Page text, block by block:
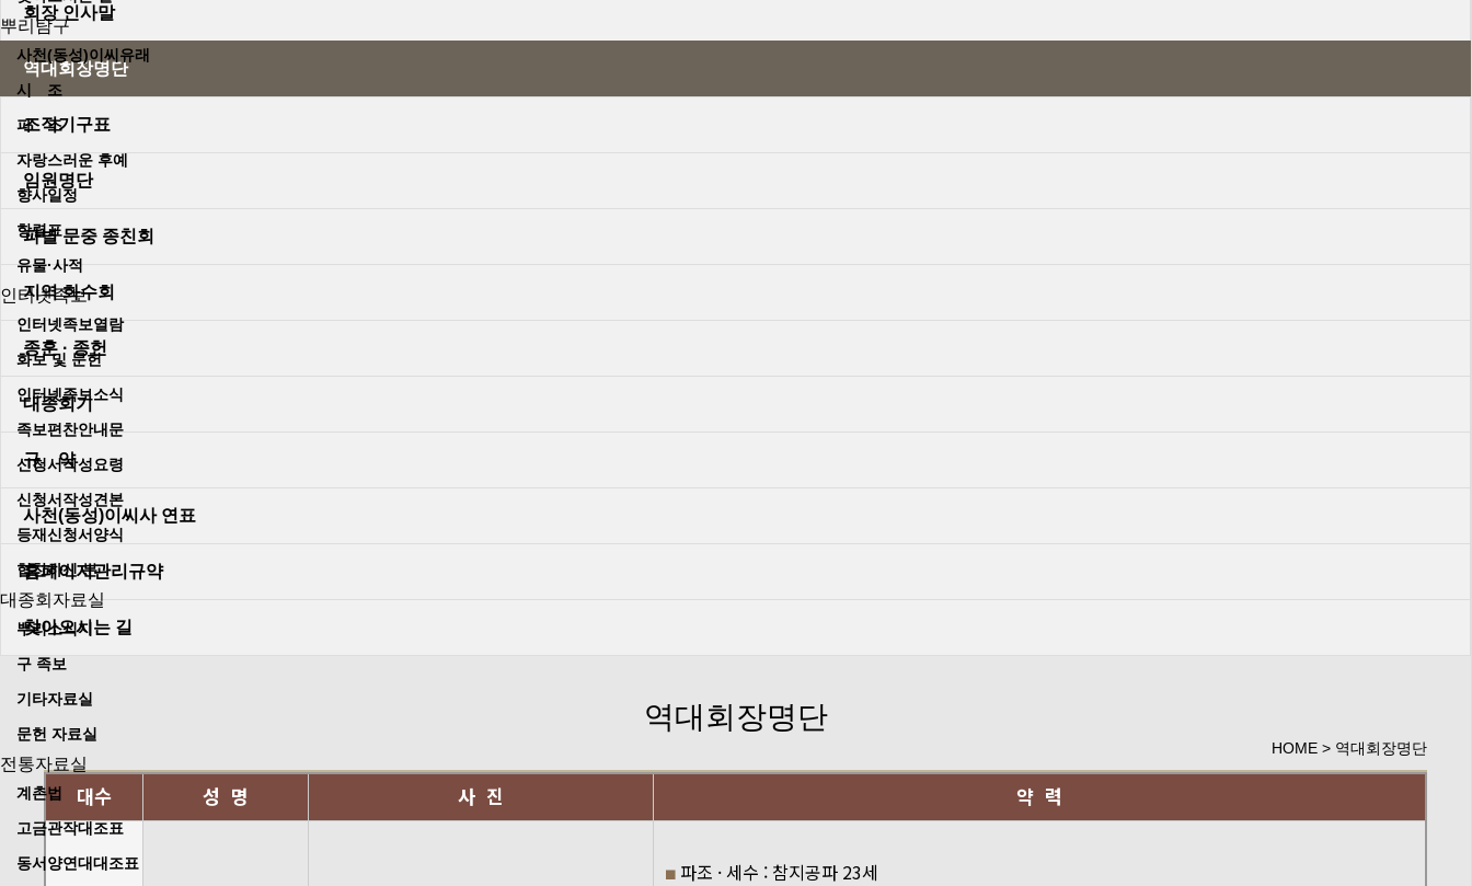
뿌리탐구
사천(동성)이씨유래
시 조
파 조
자랑스러운 후예
향사일정
항렬표
유물·사적
인터넷족보
인터넷족보열람
화보 및 문헌
인터넷족보소식
족보편찬안내문
신청서작성요령
신청서작성견본
등재신청서양식
협찬하신 분
대종회자료실
뿌리소식지
구 족보
기타자료실
문헌 자료실
전통자료실
계촌법
고금관작대조표
동서양연대대조표
회장 인사말
역대회장명단
조직기구표
임원명단
파별 문중 종친회
지역 화수회
종훈 · 종헌
대종회기
규 약
사천(동성)이씨사 연표
홈페이지관리규약
찾아오시는 길
역대회장명단
HOME > 역대회장명단
대수 성 명 사 진 약 력
■ 파조 · 세수 : 참지공파 23세